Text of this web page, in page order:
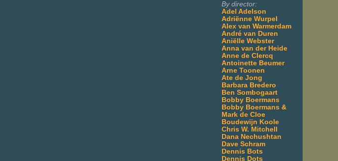
By director:
Adel Adelson
Adriënne Wurpel
Alex van Warmerdam
André van Duren
Aniëlle Webster
Anna van der Heide
Anne de Clercq
Antoinette Beumer
Arne Toonen
Ate de Jong
Barbara Bredero
Ben Sombogaart
Bobby Boermans
Bobby Boermans &
Mark de Cloe
Boudewijn Koole
Chris W. Mitchell
Dana Nechushtan
Dave Schram
Dennis Bots
Dennis Dots